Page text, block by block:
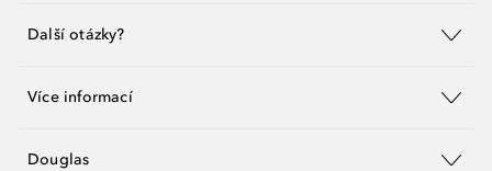
Další otázky?
Více informací
Douglas